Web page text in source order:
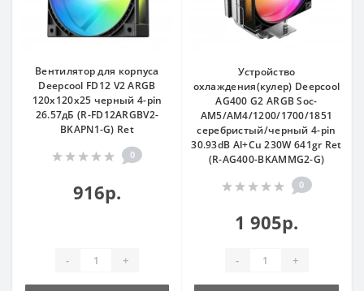
Вентилятор для корпуса
Deepcool FD12 V2 ARGB
120х120x25 черный 4-pin
26.57дБ (R-FD12ARGBV2-
BKAPN1-G) Ret
0
916р.
- +
Устройство
охлаждения(кулер) Deepcool
AG400 G2 ARGB Soc-
AM5/AM4/1200/1700/1851
серебристый/черный 4-pin
30.93dB Al+Cu 230W 641gr Ret
(R-AG400-BKAMMG2-G)
0
1 905р.
- +